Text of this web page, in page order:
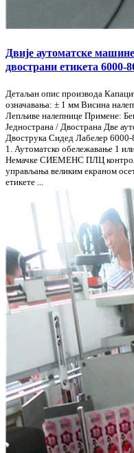
Двије аутоматске
двострани етикета 6000-
Детаљан опис производа
означавања: ± 1 мм Висина
Лепљиве налепнице Примене:
Једнострана / Двострана Две
Двострука Сидед Лабелер
1. Аутоматско обележавање 1
Немачке СИЕМЕНС ПЛЦ
управљања великим екраном
етикете ...